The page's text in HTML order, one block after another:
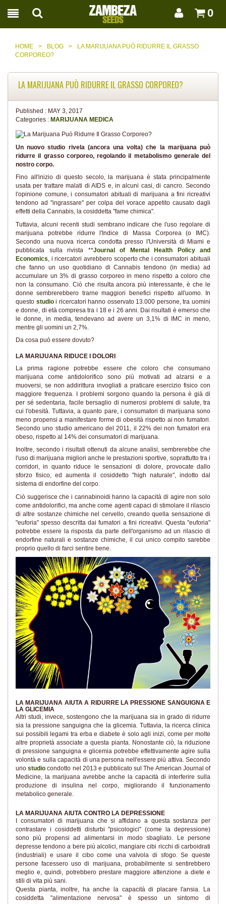
0
HOME > BLOG >
LA MARIJUANA PUÒ RIDURRE IL GRASSO
CORPOREO?
LA MARIJUANA PUÒ RIDURRE IL GRASSO CORPOREO?
Published : MAY 3, 2017
Categories : MARIJUANA MEDICA
Un nuovo studio rivela (ancora una volta) che la marijuana può
ridurre il grasso corporeo, regolando il metabolismo generale del
nostro corpo.
Fino all'inizio di questo secolo, la marijuana è stata principalmente
usata per trattare malati di AIDS e, in alcuni casi, di cancro. Secondo
l'opinione comune, i consumatori abituali di marijuana a fini ricreativi
tendono ad "ingrassare" per colpa del vorace appetito causato dagli
effetti della Cannabis, la cosiddetta "fame chimica".
Tuttavia, alcuni recenti studi sembrano indicare che l'uso regolare di
marijuana potrebbe ridurre l'Indice di Massa Corporea (o IMC).
Secondo una nuova ricerca condotta presso l'Università di Miami e
pubblicata sulla rivista **Journal of Mental Health Policy and
Economics , i ricercatori avrebbero scoperto che i consumatori abituali
che fanno un uso quotidiano di Cannabis tendono (in media) ad
accumulare un 3% di grasso corporeo in meno rispetto a coloro che
non la consumano. Ciò che risulta ancora più interessante, è che le
donne sembrerebbero trarne maggiori benefici rispetto all'uomo. In
questo studioi ricercatori hanno osservato 13.000 persone, tra uomini
e donne, di età compresa tra i 18 e i 26 anni. Dai risultati è emerso che
le donne, in media, tendevano ad avere un 3,1% di IMC in meno,
mentre gli uomini un 2,7%.
Da cosa può essere dovuto?
LA MARIJUANA RIDUCE I DOLORI
La prima ragione potrebbe essere che coloro che consumano
marijuana come antidolorifico sono più motivati ad alzarsi e a
muoversi, se non addirittura invogliati a praticare esercizio fisico con
maggiore frequenza. I problemi sorgono quando la persona è già di
per sé sedentaria, facile bersaglio di numerosi problemi di salute, tra
cui l'obesità. Tuttavia, a quanto pare, i consumatori di marijuana sono
meno propensi a manifestare forme di obesità rispetto ai non fumatori.
Secondo uno studio americano del 2011, il 22% dei non fumatori era
obeso, rispetto al 14% dei consumatori di marijuana.
Inoltre, secondo i risultati ottenuti da alcune analisi, sembrerebbe che
l'uso di marijuana migliori anche le prestazioni sportive, soprattutto tra i
corridori, in quanto riduce le sensazioni di dolore, provocate dallo
sforzo fisico, ed aumenta il cosiddetto "high naturale", indotto dal
sistema di endorfine del corpo.
Ciò suggerisce che i cannabinoidi hanno la capacità di agire non solo
come antidolorifici, ma anche come agenti capaci di stimolare il rilascio
di altre sostanze chimiche nel cervello, creando quella sensazione di
"euforia" spesso descritta dai fumatori a fini ricreativi. Questa "euforia"
potrebbe essere la risposta da parte dell'organismo ad un rilascio di
endorfine naturali e sostanze chimiche, il cui unico compito sarebbe
proprio quello di farci sentire bene.
LA MARIJUANA AIUTA A RIDURRE LA PRESSIONE SANGUIGNA E
LA GLICEMIA
Altri studi, invece, sostengono che la marijuana sia in grado di ridurre
sia la pressione sanguigna che la glicemia. Tuttavia, la ricerca clinica
sui possibili legami tra erba e diabete è solo agli inizi, come per molte
altre proprietà associate a questa pianta. Nonostante ciò, la riduzione
di pressione sanguigna e glicemia potrebbe effettivamente agire sulla
volontà e sulla capacità di una persona nell'essere più attiva. Secondo
unostudio condotto nel 2013 e pubblicato sul The American Journal of
Medicine, la marijuana avrebbe anche la capacità di interferire sulla
produzione di insulina nel corpo, migliorando il funzionamento
metabolico generale.
LA MARIJUANA AIUTA CONTRO LA DEPRESSIONE
I consumatori di marijuana che si affidano a questa sostanza per
contrastare i cosiddetti disturbi "psicologici" (come la depressione)
sono più propensi ad alimentarsi in modo sbagliato. Le persone
depresse tendono a bere più alcolici, mangiare cibi ricchi di carboidrati
(industriali) e usare il cibo come una valvola di sfogo. Se queste
persone facessero uso di marijuana, probabilmente si sentirebbero
meglio e, quindi, potrebbero prestare maggiore attenzione a diete e
stili di vita più sani.
Questa pianta, inoltre, ha anche la capacità di placare l'ansia. La
cosiddetta "alimentazione nervosa" è spesso un sintomo di